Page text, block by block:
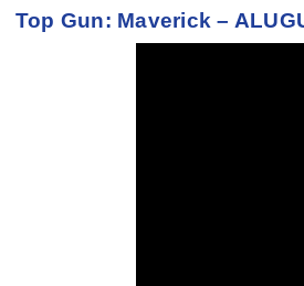
Top Gun: Maverick –